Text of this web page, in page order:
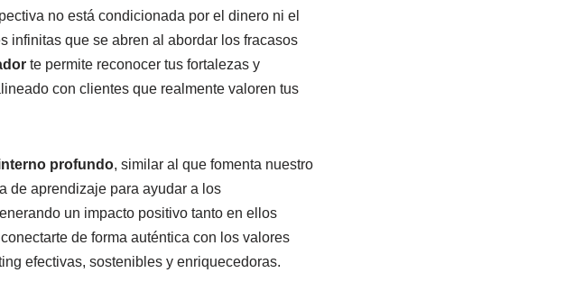
no está condicionada por el dinero ni el
infinitas que se abren al abordar los fracasos
te permite reconocer tus fortalezas y
con clientes que realmente valoren tus
profundo, similar al que fomenta nuestro
de aprendizaje para ayudar a los
un impacto positivo tanto en ellos
de forma auténtica con los valores
efectivas, sostenibles y enriquecedoras.